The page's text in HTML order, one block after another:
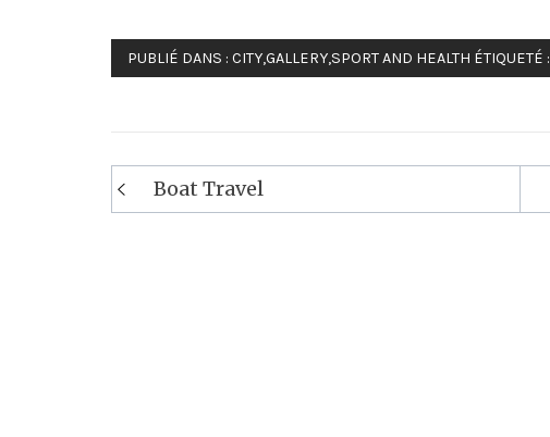
PUBLIÉ DANS : CITY,GALLERY,SPORT AND HEALTH ÉTIQUETÉ :
Navigation
de
Boat Travel